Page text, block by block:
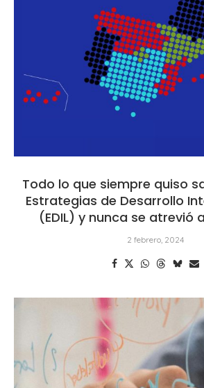
Todo lo que siempre quiso
Estrategias de Desarrollo
(EDIL) y nunca se atrevió
2 febrero, 2024